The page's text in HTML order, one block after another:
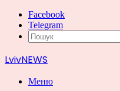
Facebook
Telegram
LvivNEWS
Меню